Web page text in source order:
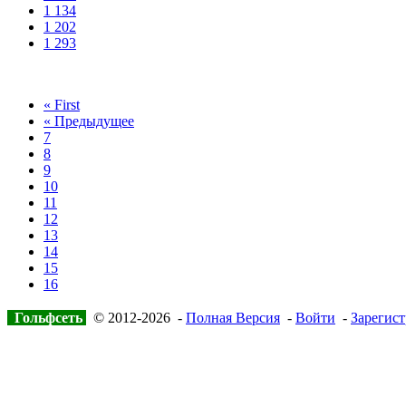
1 134
1 202
1 293
« First
« Предыдущее
7
8
9
10
11
12
13
14
15
16
Гольфсеть © 2012-2026 - Полная Версия - Войти -